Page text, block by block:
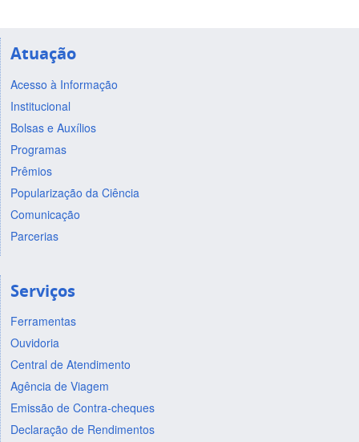
Atuação
Acesso à Informação
Institucional
Bolsas e Auxílios
Programas
Prêmios
Popularização da Ciência
Comunicação
Parcerias
Serviços
Ferramentas
Ouvidoria
Central de Atendimento
Agência de Viagem
Emissão de Contra-cheques
Declaração de Rendimentos